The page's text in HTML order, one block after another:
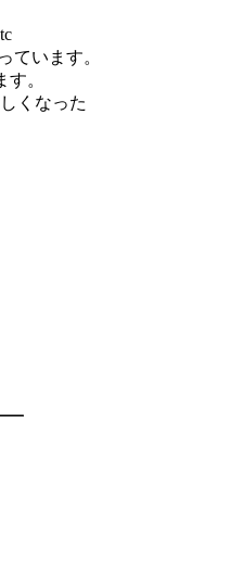
ています。
。
くなった